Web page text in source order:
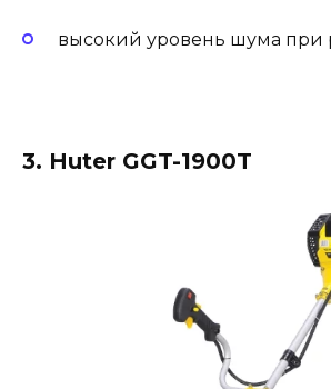
высокий уровень шума при
3. Huter GGT-1900T